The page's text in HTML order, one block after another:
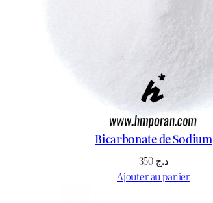
Bicarbonate de Sodium
د.ج
Ajouter au panier